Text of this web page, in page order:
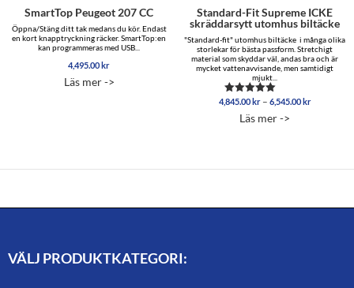
SmartTop Peugeot 207 CC
Öppna/Stäng ditt tak medans du kör. Endast
en kort knapptryckning räcker. SmartTop:en
kan programmeras med USB...
4,495.00 kr
Läs mer ->
Standard-Fit Supreme ICKE
skräddarsytt utomhus biltäcke
"Standard-fit" utomhus biltäcke i många olika
storlekar för bästa passform. Stretchigt
material som skyddar väl, andas bra och är
mycket vattenavvisande, men samtidigt
mjukt...
Betygsatt
av 5
4,845.00 kr – 6,545.00 kr
Läs mer ->
VÄLJ PRODUKTKATEGORI: